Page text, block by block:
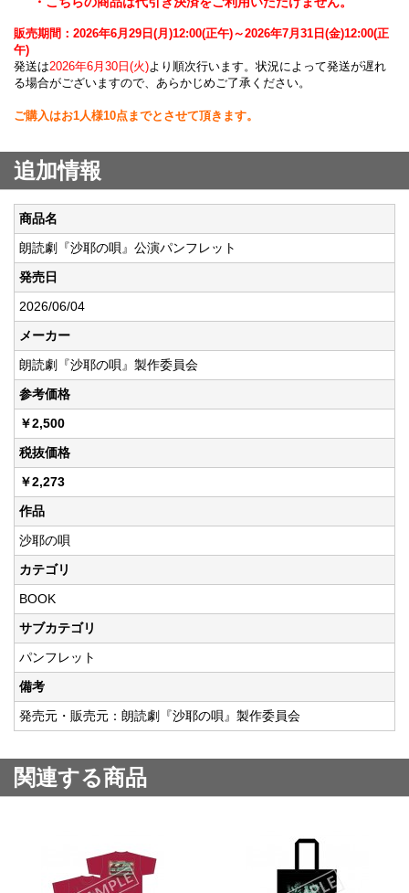
販売期間：2026年6月29日(月)12:00(正午)～2026年7月31日(金)12:00(正
午)
発送は2026年6月30日(火)より順次行います。状況によって発送が遅れ
る場合がございますので、あらかじめご了承ください。
ご購入はお1人様10点までとさせて頂きます。
追加情報
商品名
朗読劇『沙耶の唄』公演パンフレット
発売日
2026/06/04
メーカー
朗読劇『沙耶の唄』製作委員会
参考価格
￥2,500
税抜価格
￥2,273
作品
沙耶の唄
カテゴリ
BOOK
サブカテゴリ
パンフレット
備考
発売元・販売元：朗読劇『沙耶の唄』製作委員会
関連する商品